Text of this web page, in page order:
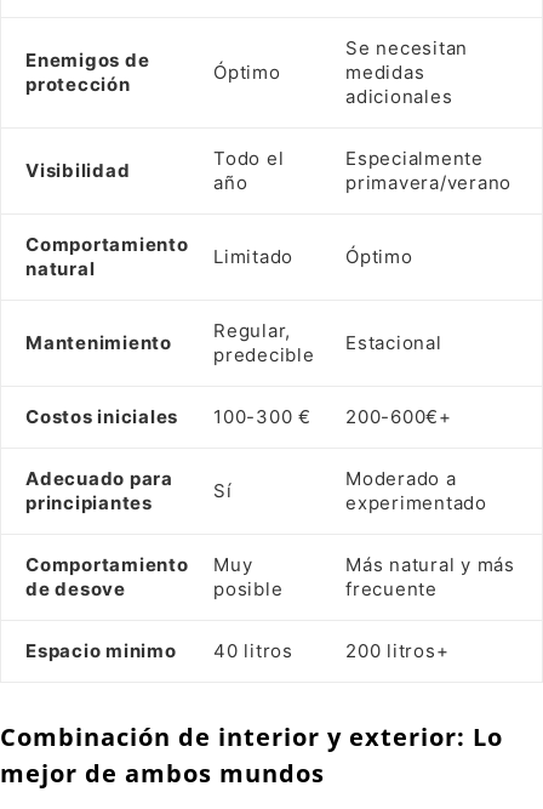
Enemigos de
protección
Óptimo
Se necesitan
medidas
adicionales
Visibilidad
Todo el
año
Especialmente
primavera/verano
Comportamiento
natural
Limitado Óptimo
Mantenimiento
Regular,
predecible
Estacional
Costos iniciales 100-300 € 200-600€+
Adecuado para
principiantes
Sí
Moderado a
experimentado
Comportamiento
de desove
Muy
posible
Más natural y más
frecuente
Espacio minimo 40 litros 200 litros+
Combinación de interior y exterior: Lo
mejor de ambos mundos